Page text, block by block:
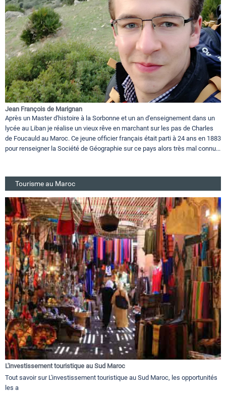
Jean François de Marignan
Après un Master d'histoire à la Sorbonne et un an d'enseignement dans un
lycée au Liban je réalise un vieux rêve en marchant sur les pas de Charles
de Foucauld au Maroc. Ce jeune officier français était parti à 24 ans en 1883
pour renseigner la Société de Géographie sur ce pays alors très mal connu...
Tourisme au Maroc
L'investissement touristique au Sud Maroc
Tout savoir sur L'investissement touristique au Sud Maroc, les opportunités
les a